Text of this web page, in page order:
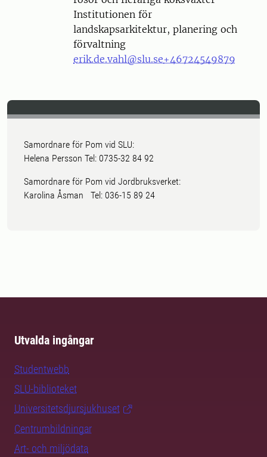
Institutionen för
landskapsarkitektur, planering och
förvaltning
erik.de.vahl@slu.se+46724549879
Samordnare för Pom vid SLU:
Helena Persson Tel: 0735-32 84 92
Samordnare för Pom vid Jordbruksverket:
Karolina Åsman Tel: 036-15 89 24
Utvalda ingångar
Studentwebb
SLU-biblioteket
Universitetsdjursjukhuset
Centrumbildningar
Art- och miljödata